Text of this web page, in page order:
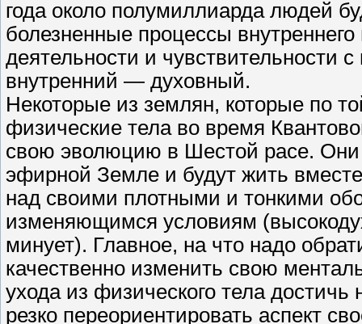
года около полумиллиарда людей
болезненные процессы
деятельности и чувствительности
внутренний — духовный.
Некоторые из землян, которые по
физические тела во время
свою эволюцию в Шестой расе. Они
эфирной Земле и будут жить
над своими плотными и тонкими
изменяющимся условиям
минует). Главное, на что надо
качественно изменить свою
ухода из физического тела достичь
резко переориентировать аспект